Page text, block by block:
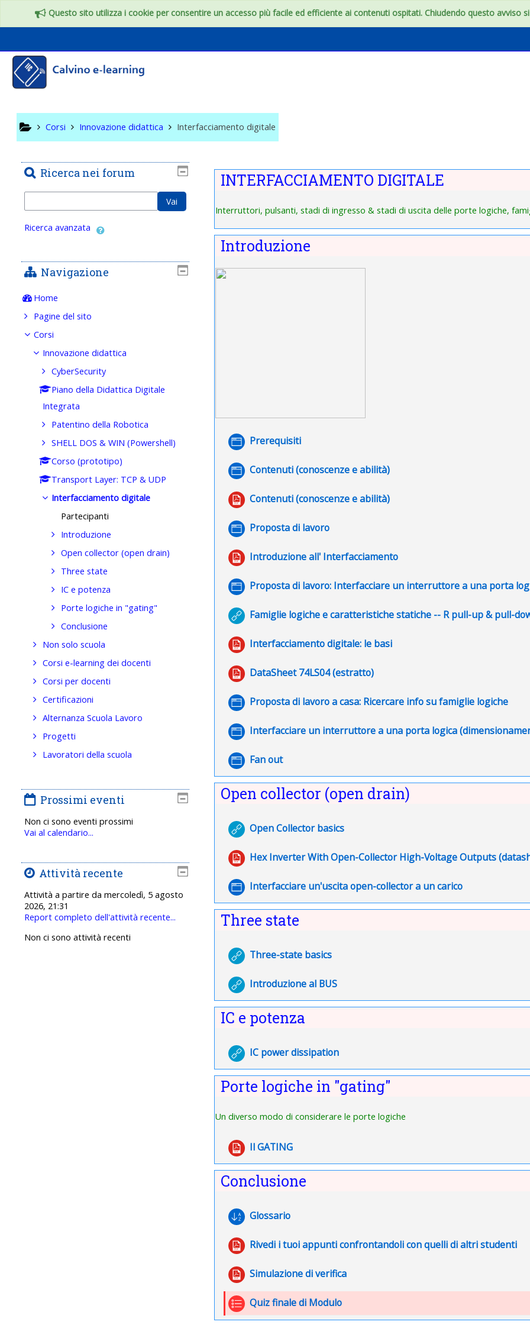
Questo sito utilizza i cookie per consentire un accesso più facile ed efficiente ai contenuti ospitati. Chiudendo questo avviso
Corsi Innovazione didattica Interfacciamento digitale
Indice degli argomenti
INTERFACCIAMENTO DIGITALE
Interruttori, pulsanti, stadi di ingresso & stadi di uscita delle porte logiche,
Introduzione
Prerequisiti
Pagina
Contenuti (conoscenze e abilità)
Pagina
Contenuti (conoscenze e abilità)
File
Proposta di lavoro
Pagina
Introduzione all' Interfacciamento
File
Proposta di lavoro: Interfacciare un interruttore a una porta
Famiglie logiche e caratteristiche statiche -- R pull-up & pull-
Interfacciamento digitale: le basi
File
DataSheet 74LS04 (estratto)
File
Proposta di lavoro a casa: Ricercare info su famiglie logiche
Pagina
Interfacciare un interruttore a una porta logica
Fan out
Pagina
Open collector (open drain)
Open Collector basics
URL
Hex Inverter With Open-Collector High-Voltage Outputs
Interfacciare un'uscita open-collector a un carico
Pagina
Three state
Three-state basics
URL
Introduzione al BUS
URL
IC e potenza
IC power dissipation
URL
Porte logiche in "gating"
Un diverso modo di considerare le porte logiche
Il GATING
File
Conclusione
Glossario
Rivedi i tuoi appunti confrontandoli con quelli di altri studenti
URL
Simulazione di verifica
File
Quiz finale di Modulo
Ricerca nei forum
Cerca
Vai
Ricerca avanzata
Navigazione
Home
Pagine del sito
Corsi
Innovazione didattica
CyberSecurity
Piano della Didattica Digitale
Integrata
Patentino della Robotica
SHELL DOS & WIN (Powershell)
Corso (prototipo)
Transport Layer: TCP & UDP
Interfacciamento digitale
Partecipanti
Introduzione
Open collector (open drain)
Three state
IC e potenza
Porte logiche in "gating"
Conclusione
Non solo scuola
Corsi e-learning dei docenti
Corsi per docenti
Certificazioni
Alternanza Scuola Lavoro
Progetti
Lavoratori della scuola
Prossimi eventi
Non ci sono eventi prossimi
Vai al calendario...
Attività recente
Attività a partire da mercoledì, 5 agosto
2026, 21:31
Report completo dell'attività recente...
Non ci sono attività recenti